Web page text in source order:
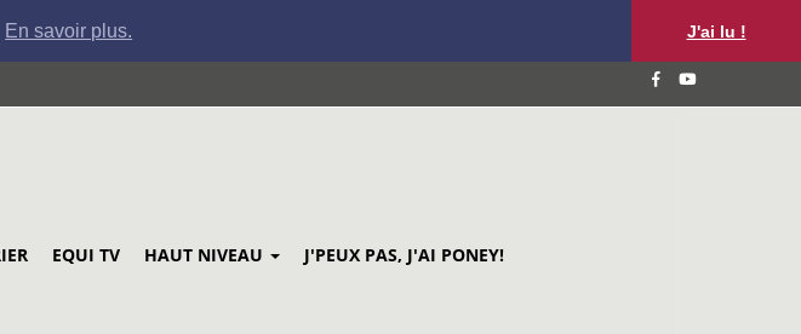
En savoir plus. J'ai lu !
EQUI TV HAUT NIVEAU J'PEUX PAS, J'AI PONEY!